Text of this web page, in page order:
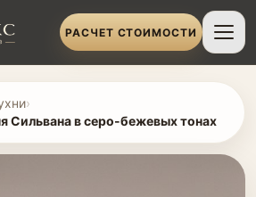
РАСЧЕТ СТОИМОСТИ
›
Сильвана в серо-бежевых тонах